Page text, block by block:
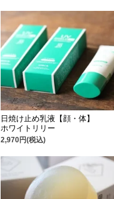
日焼け止め乳液【顔・体】
ホワイトリリー
2,970円(税込)